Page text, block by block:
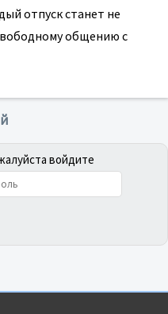
отпуск станет не
общению с
войдите